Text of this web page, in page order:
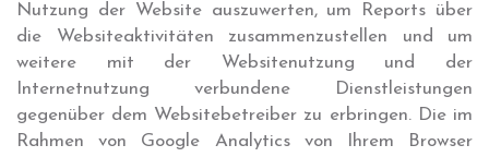
Nutzung der Website auszuwerten, um Reports über
die Websiteaktivitäten zusammenzustellen und um
weitere mit der Websitenutzung und der
Internetnutzung verbundene Dienstleistungen
gegenüber dem Websitebetreiber zu erbringen. Die im
Rahmen von Google Analytics von Ihrem Browser